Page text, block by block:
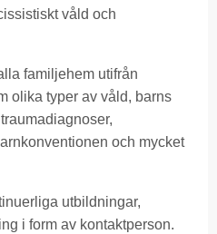
våld och
familjehem utifrån
olika typer av våld, barns
och mycket
utbildningar,
i form av kontaktperson.